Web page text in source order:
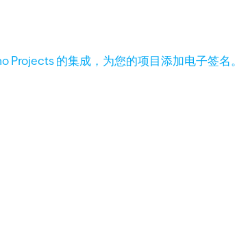
Projects 的集成，为您的项目添加电子签名。